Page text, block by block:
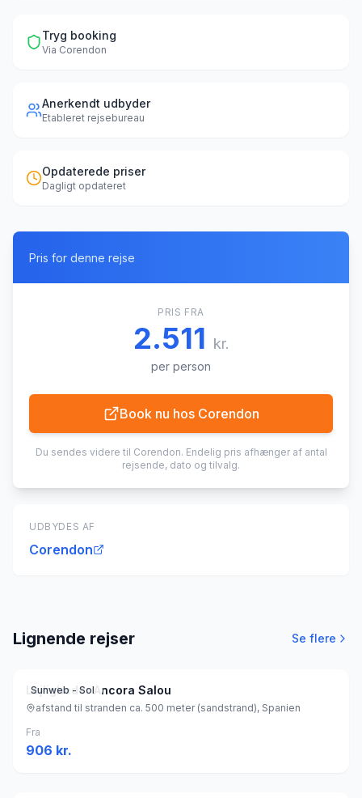
Tryg booking
Via Corendon
Anerkendt udbyder
Etableret rejsebureau
Opdaterede priser
Dagligt opdateret
Pris for denne rejse
PRIS FRA
2.511 kr.
per person
Book nu hos Corendon
Du sendes videre til Corendon. Endelig pris afhænger af antal
rejsende, dato og tilvalg.
UDBYDES AF
Corendon
Lignende rejser Se flere
Sunweb - Sol
Lejligheder Ancora Salou
afstand til stranden ca. 500 meter (sandstrand), Spanien
Fra
906 kr.